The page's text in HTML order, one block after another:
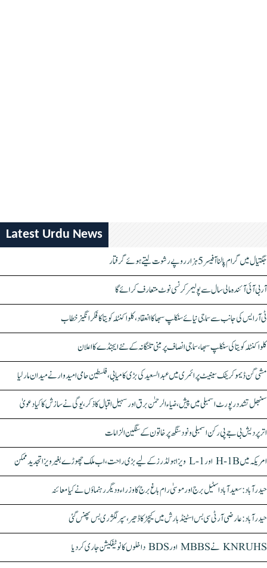
Latest Urdu News
جگتیال میں گرام پالنا آفیسر 5 ہزار روپے رشوت لیتے ہوئے گرفتار
آر بی آئی آئندہ مالی سال سے پولیمر کرنسی نوٹ متعارف کرائے گا
ٹی آر ایس کی جانب سے سماجی نیائے سنکلپ سبھا کا انعقاد، کلواکنٹلہ کویتا کا فکر انگیز خطاب
کلواکنٹلہ کویتا کی سنکلپ سبھا، سماجی انصاف پر مبنی تلنگانہ کے نئے ایجنڈے کا اعلان
مشی گن ڈیموکریٹک سینیٹ پرائمری میں عبدالسعید کی بڑی کامیابی، فلسطین حامی امیدوار نے میدان مار لیا
سنبھل تشدد رپورٹ اسمبلی میں پیش، ضیاء الرحمٰن برق اور سہیل اقبال کا ذکر، یوگی نے سازش کا کیا دعویٰ
اتر پردیش بی جے پی رکن اسمبلی ونود سنگھ پر خاتون کے سنگین الزامات
امریکہ میں H-1B اور L-1 ویزا ہولڈرز کے لیے بڑی راحت، اب ملک چھوڑے بغیر ویزا تجدید ممکن
حیدرآباد: سعیدآباد اسٹیل برج اور موسیٰ رام باغ برج کا وزراء و دیگر رہنماؤں نے کیا معائنہ
حیدرآباد: عارضی آر ٹی سی بس اسٹینڈ بارش میں کیچڑ کا ڈھیر، سپر لگژری بس پھنس گئی
KNRUHS نے MBBS اور BDS داخلوں کا نوٹیفکیشن جاری کر دیا